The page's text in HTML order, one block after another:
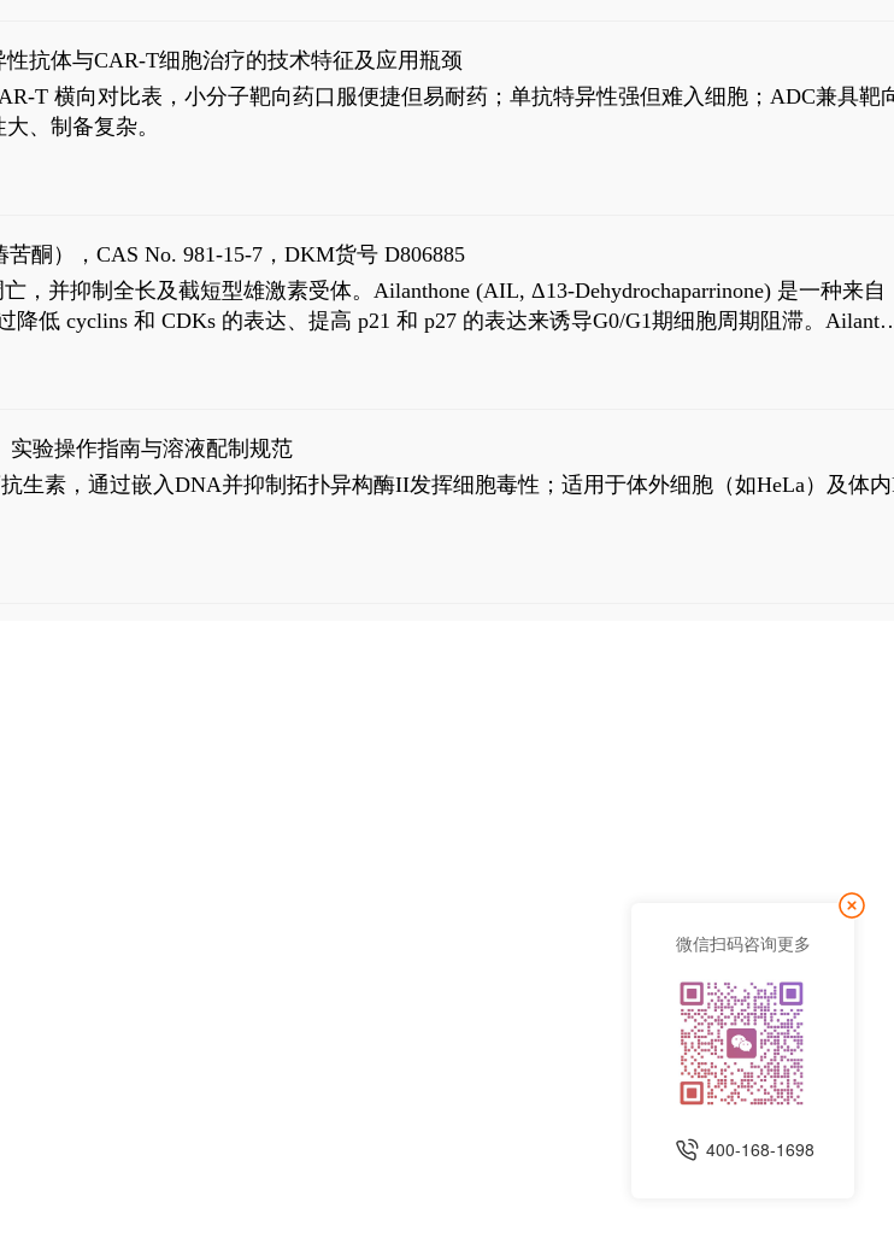
抗体与CAR-T细胞治疗的技术特征及应用瓶颈
T 横向对比表，小分子靶向药口服便捷但易耐药；单抗特异性强但难入细胞；ADC兼具靶
、制备复杂。
酮），CAS No. 981-15-7，DKM货号 D806885
，并抑制全长及截短型雄激素受体。Ailanthone (AIL, Δ13-Dehydrochaparrinone) 是一种来自
低 cyclins 和 CDKs 的表达、提高 p21 和 p27 的表达来诱导G0/G1期细胞周期阻滞。
体(AR-Vs, AR1-651)的抑制剂，对应的IC50值分别为69 nM和309 nM。
实验操作指南与溶液配制规范
生素，通过嵌入DNA并抑制拓扑异构酶II发挥细胞毒性；适用于体外细胞（如HeLa）及体内
微信扫码咨询更多
400-168-1698